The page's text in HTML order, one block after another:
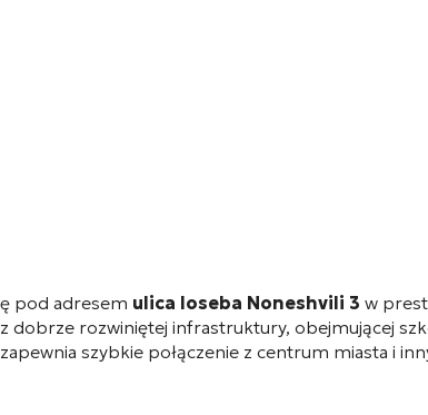
pod adresem ulica Ioseba Noneshvili 3 w
dobrze rozwiniętej infrastruktury, obejmującej
szybkie połączenie z centrum miasta i